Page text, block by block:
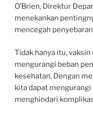
O’Brien, Direktur
menekankan
mencegah
Tidak hanya itu,
mengurangi beban
kesehatan. Dengan
kita dapat
menghindari